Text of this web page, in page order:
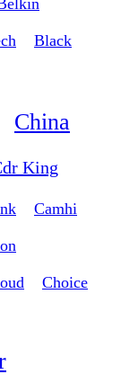
Black
China
King
Camhi
Choice